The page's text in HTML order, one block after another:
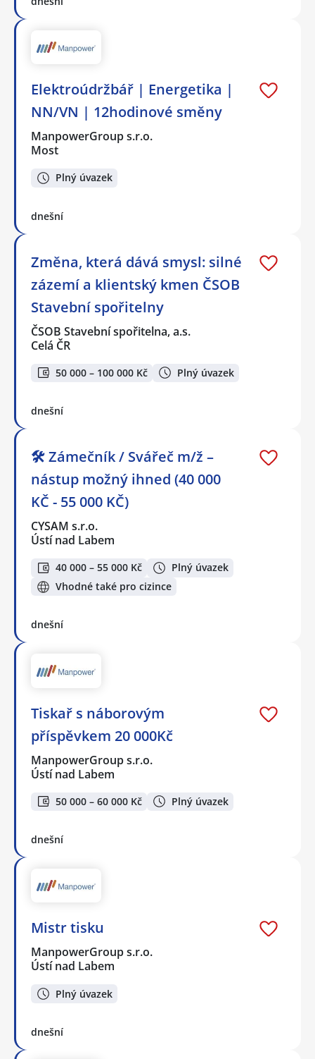
Elektroúdržbář | Energetika |
NN/VN | 12hodinové směny
ManpowerGroup s.r.o.
Most
Plný úvazek
dnešní
Změna, která dává smysl: silné
zázemí a klientský kmen ČSOB
Stavební spořitelny
ČSOB Stavební spořitelna, a.s.
Celá ČR
50 000 – 100 000 Kč Plný úvazek
dnešní
🛠️ Zámečník / Svářeč m/ž –
nástup možný ihned (40 000
KČ - 55 000 KČ)
CYSAM s.r.o.
Ústí nad Labem
40 000 – 55 000 Kč
Plný úvazek
Vhodné také pro cizince
dnešní
Tiskař s náborovým
příspěvkem 20 000Kč
ManpowerGroup s.r.o.
Ústí nad Labem
50 000 – 60 000 Kč Plný úvazek
dnešní
Mistr tisku
ManpowerGroup s.r.o.
Ústí nad Labem
Plný úvazek
dnešní